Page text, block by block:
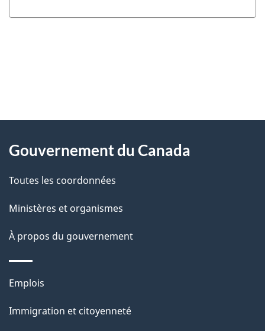
D
t
a
l
s
l
a
propos
ce
site
Gouvernement du Canada
Toutes les coordonnées
Ministères et organismes
À propos du gouvernement
Thèmes
sujets
Emplois
Immigration et citoyenneté